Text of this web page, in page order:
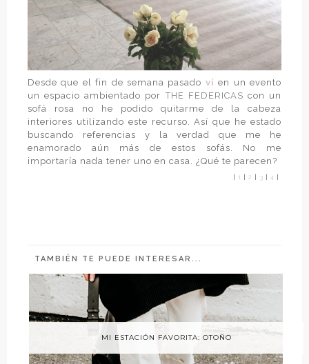
Desde que el fin de semana pasado ví en un evento
un espacio ambientado porTHE FEDERICAS con un
sofá rosa no he podido quitarme de la cabeza
interiores utilizando este recurso. Así que he estado
buscando referencias y la verdad que me he
enamorado aún más de estos sofás. No me
importaría nada tener uno en casa. ¿Qué te parecen?
1 2 3 4
TAMBIÉN TE PUEDE INTERESAR...
MI ESTACIÓN FAVORITA: OTOÑO